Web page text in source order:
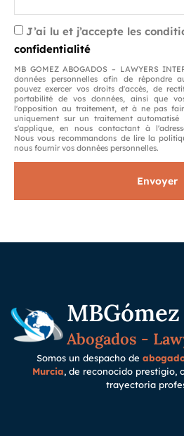
J’ai lu et j’accepte les
confidentialité
MB GOMEZ ABOGADOS – LAWYERS
données personnelles afin de répondre
pouvez exercer vos droits d'accès, de
portabilité de vos données, ainsi que
l'opposition au traitement, et à ne pas
uniquement sur un traitement automatisé
s'applique, en nous contactant à
Nous vous recommandons de lire la
nous fournir vos données personnelles.
Envoyer
MBGómez
Abogados -
Somos un despacho de
Murcia, de reconocido prestigio,
trayectoria